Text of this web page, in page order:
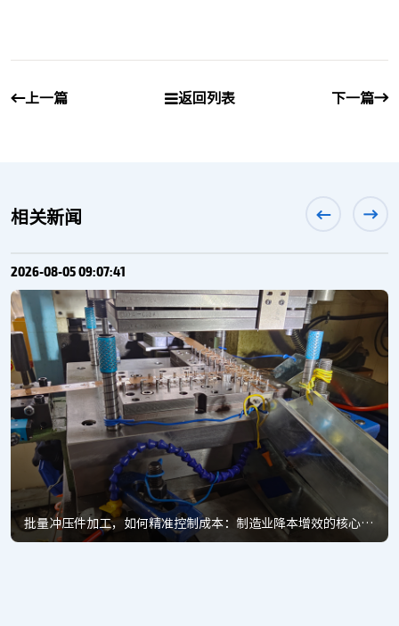
上一篇 返回列表 下一篇
相关新闻
2026-08-05 09:07:41
批量冲压件加工，如何精准控制成本：制造业降本增效的核心密
码